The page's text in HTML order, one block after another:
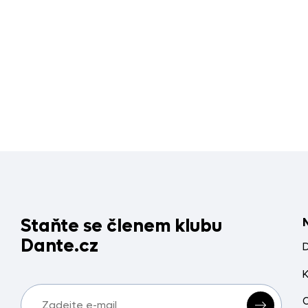
Staňte se členem klubu
Dante.cz